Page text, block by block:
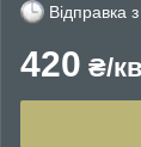
Відправка з
420 ₴/